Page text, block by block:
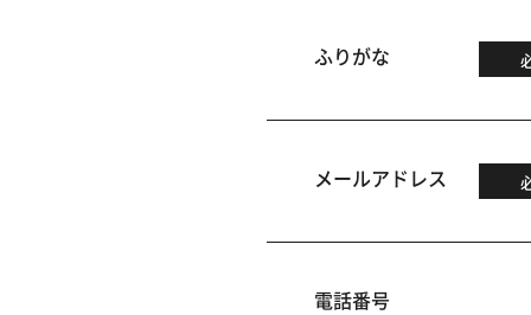
ふりがな
メールアドレス
電話番号